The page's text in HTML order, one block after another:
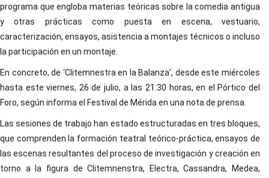
programa que engloba materias teóricas sobre la comedia antigua
y otras prácticas como puesta en escena, vestuario,
caracterización, ensayos, asistencia a montajes técnicos o incluso
la participación en un montaje.
En concreto, de ‘Clitemnestra en la Balanza’, desde este miércoles
hasta este viernes, 26 de julio, a las 21:30 horas, en el Pórtico del
Foro, según informa el Festival de Mérida en una nota de prensa.
Las sesiones de trabajo han estado estructuradas en tres bloques,
que comprenden la formación teatral teórico-práctica, ensayos de
las escenas resultantes del proceso de investigación y creación en
torno a la figura de Clitemnenstra, Electra, Cassandra, Medea,